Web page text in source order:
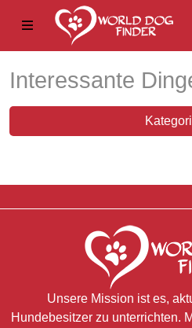
Interessante
Unsere Mission ist es,
Hundebesitzer zu unterrichten.